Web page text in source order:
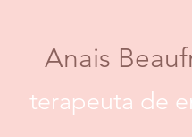
Anais
terapeuta de